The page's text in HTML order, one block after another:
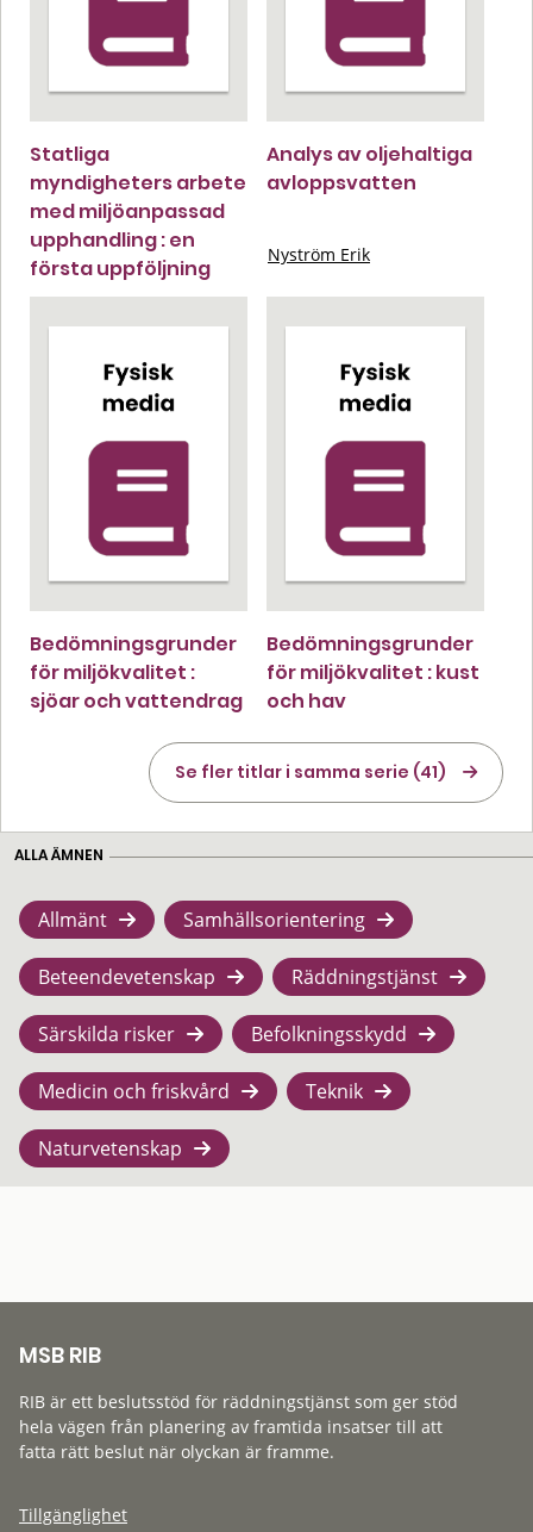
Statliga
myndigheters arbete
med miljöanpassad
upphandling : en
första uppföljning
Analys av oljehaltiga
avloppsvatten
Nyström Erik
Bedömningsgrunder
för miljökvalitet :
sjöar och vattendrag
Bedömningsgrunder
för miljökvalitet : kust
och hav
Se fler titlar i samma serie (41)
ALLA ÄMNEN
Allmänt Samhällsorientering
Beteendevetenskap Räddningstjänst
Särskilda risker Befolkningsskydd
Medicin och friskvård Teknik
Naturvetenskap
MSB RIB
RIB är ett beslutsstöd för räddningstjänst som ger stöd
hela vägen från planering av framtida insatser till att
fatta rätt beslut när olyckan är framme.
Tillgänglighet